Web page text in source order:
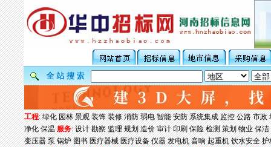
工程:绿化 园林 景观 装饰 装修 消防 弱电 智能 安防 系统集成 监控 公路 市政
净化 保温 服务:设计 勘察 监理 规划 造价 审计 印刷 保险 检测 策划 物业 保洁
变压器 泵 锅炉 图书 医疗器械 医疗设备 仪器 发电机 音响 起重机 饮水安全 护